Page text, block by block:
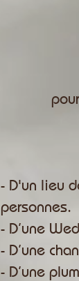
- D'un lieu
personnes.
- D’une
- D’une
- D’une